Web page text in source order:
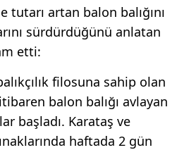
tutarı artan balon balığını
sürdürdüğünü anlatan
etti:
filosuna sahip olan
balon balığı avlayan
başladı. Karataş ve
haftada 2 gün